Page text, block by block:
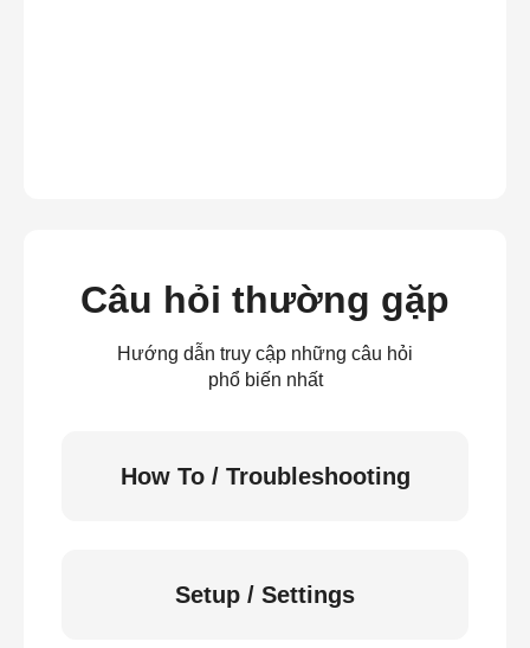
Câu hỏi thường gặp
Hướng dẫn truy cập những câu hỏi
phổ biến nhất
How To / Troubleshooting
Setup / Settings